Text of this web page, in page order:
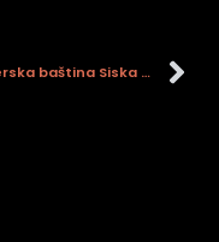
Inženjerska baština Siska – mostovi na starim razglednicama i fotografijama iz zbirki Gradskog muzeja Sisak